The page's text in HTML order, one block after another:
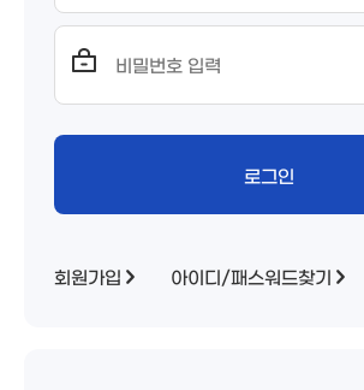
회원가입 아이디/패스워드찾기